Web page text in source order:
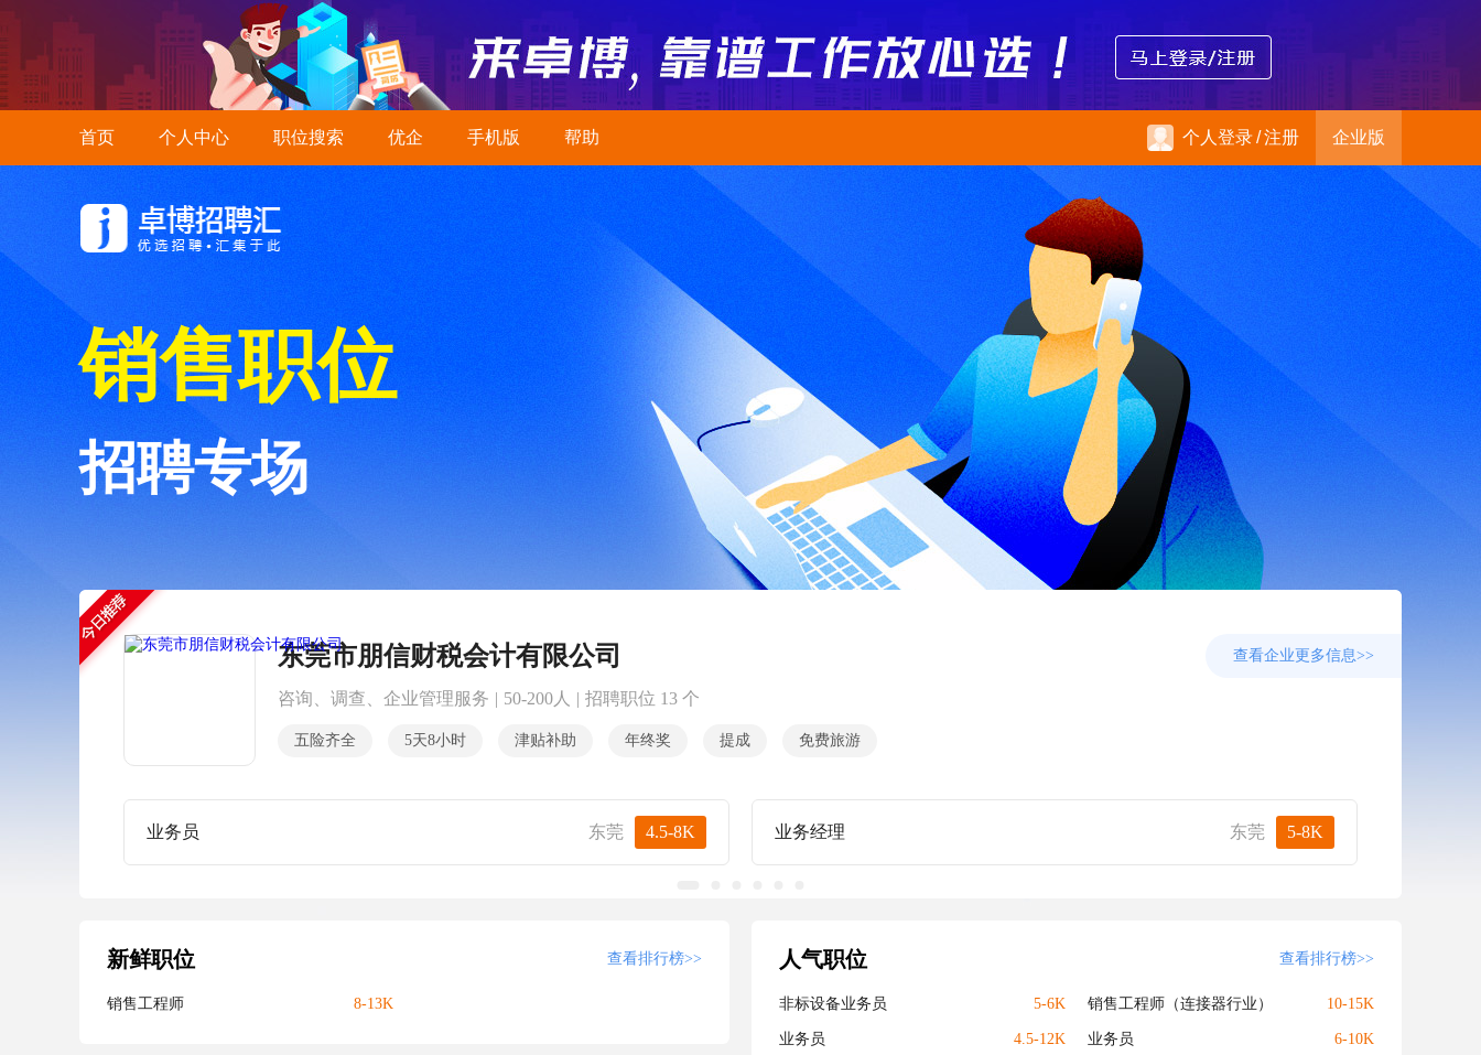
首页 个人中心 职位搜索 优企 手机版 帮助 个人登录/注册 企业版
销售职位
招聘专场
东莞市朋信财税会计有限公司
咨询、调查、企业管理服务 | 50-200人 | 招聘职位 13 个
五险齐全 5天8小时 津贴补助 年终奖 提成 免费旅游
业务员 东莞 4.5-8K 业务经理 东莞 5-8K
查看企业更多信息>>
新鲜职位 查看排行榜>>
销售工程师 8-13K
人气职位 查看排行榜>>
非标设备业务员 5-6K 销售工程师（连接器行业） 10-15K
业务员 4.5-12K 业务员 6-10K